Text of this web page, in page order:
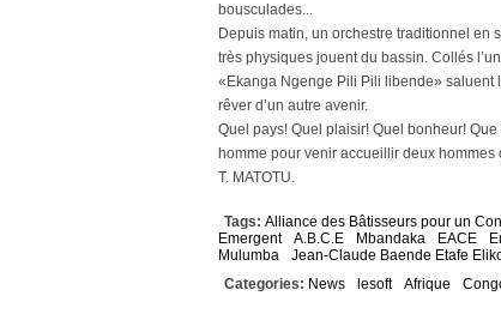
bousculades...
Depuis matin, un orchestre traditionnel en
très physiques jouent du bassin. Collés
«Ekanga Ngenge Pili Pili libende» saluent
rêver d’un autre avenir.
Quel pays! Quel plaisir! Quel bonheur!
homme pour venir accueillir deux
T. MATOTU.
Tags: Alliance des Bâtisseurs pour un
Emergent
A.B.C.E Mbandaka EACE
Mulumba
Jean-Claude Baende Etafe
Categories: News lesoft Afrique